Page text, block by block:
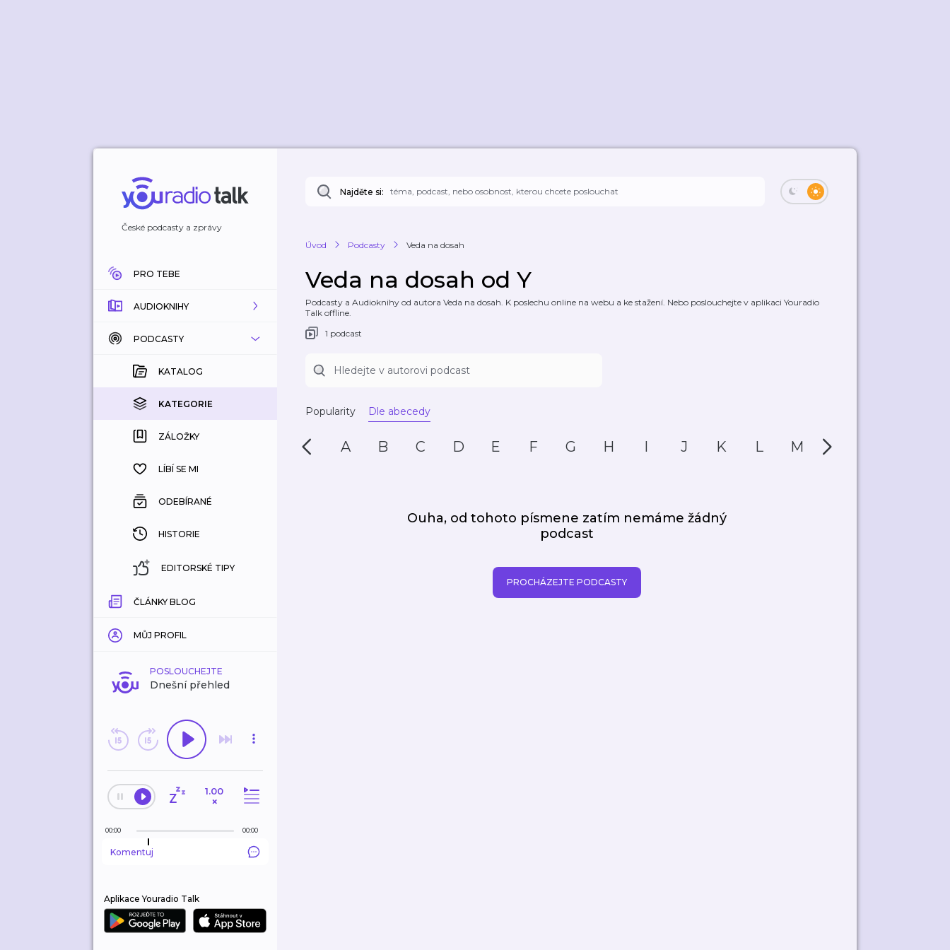
České podcasty a zprávy
PRO TEBE
AUDIOKNIHY
KATALOG
KOUPENÉ
KATEGORIE
ZÁLOŽKY
HISTORIE
PODCASTY
KATALOG
KATEGORIE
ZÁLOŽKY
LÍBÍ SE MI
ODEBÍRANÉ
HISTORIE
EDITORSKÉ TIPY
ČLÁNKY BLOG
MŮJ PROFIL
POSLOUCHEJTE
Dnešní přehled
1.00
×
00:00 00:00
Komentuj
Aplikace Youradio Talk
Najděte si:
Úvod Podcasty Veda na dosah
Veda na dosah od Y
Podcasty a Audioknihy od autora Veda na dosah. K poslechu online na webu a ke stažení. Nebo poslouchejte v aplikaci Youradio
Talk offline.
1 podcast
Popularity Dle abecedy
A B C D E F G H I J K L M N
Ouha, od tohoto písmene zatím nemáme žádný
podcast
PROCHÁZEJTE PODCASTY